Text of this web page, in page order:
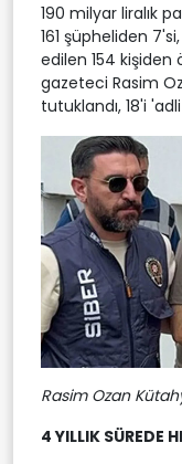
190 milyar liralık
161 şüpheliden
edilen 154 kişiden
gazeteci Rasim
tutuklandı, 18'i
Rasim Ozan
4 YILLIK SÜREDE